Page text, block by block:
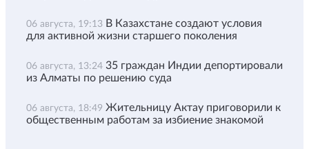
06 августа, 19:13 В Казахстане создают условия
для активной жизни старшего поколения
06 августа, 13:24 35 граждан Индии депортировали
из Алматы по решению суда
06 августа, 18:49 Жительницу Актау приговорили к
общественным работам за избиение знакомой